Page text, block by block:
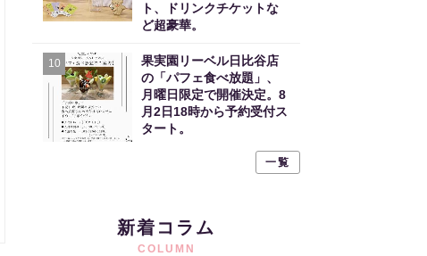
ト、ドリンクチケットな
ど超豪華。
10
果実園リーベル日比谷店
の「パフェ食べ放題」、
月曜日限定で開催決定。8
月2日18時から予約受付ス
タート。
一覧
新着コラム
COLUMN